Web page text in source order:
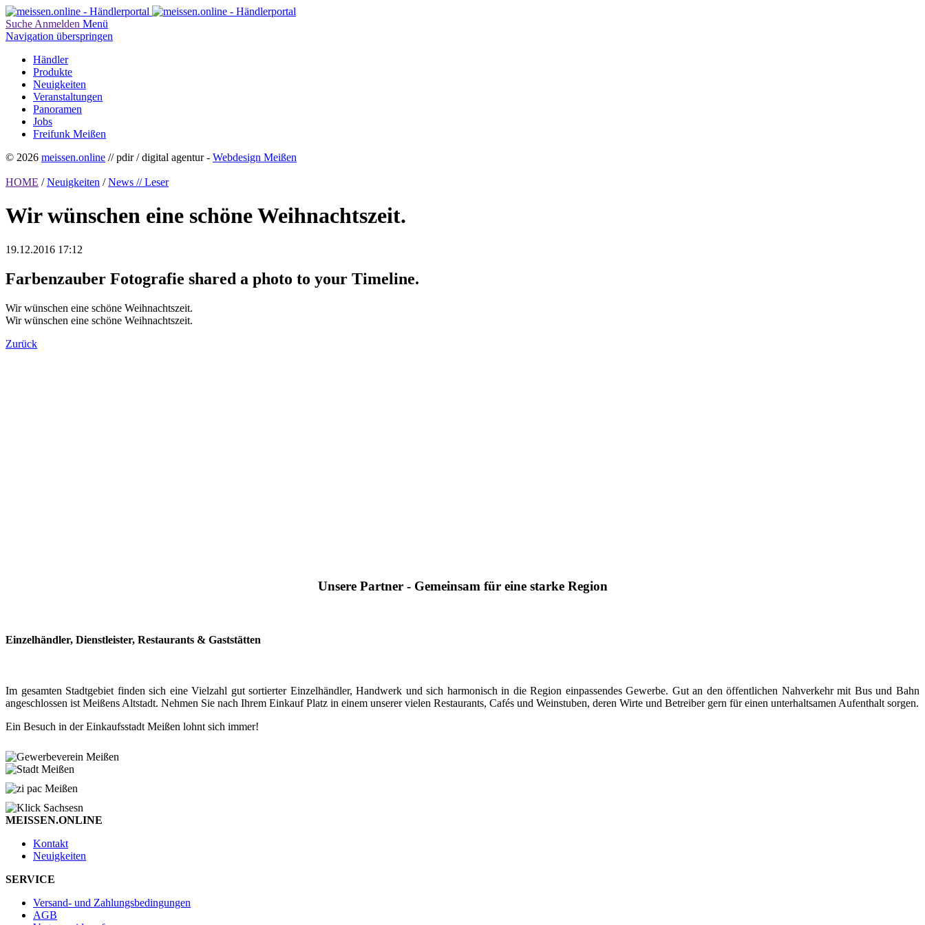
Suche Anmelden Menü
Navigation überspringen
Händler
Produkte
Neuigkeiten
Veranstaltungen
Panoramen
Jobs
Freifunk Meißen
© 2026 meissen.online // pdir / digital agentur - Webdesign Meißen
HOME / Neuigkeiten / News // Leser
Wir wünschen eine schöne Weihnachtszeit.
19.12.2016 17:12
Farbenzauber Fotografie shared a photo to your Timeline.
Wir wünschen eine schöne Weihnachtszeit.
Wir wünschen eine schöne Weihnachtszeit.
Zurück
Unsere Partner - Gemeinsam für eine starke Region
Einzelhändler, Dienstleister, Restaurants & Gaststätten
Im gesamten Stadtgebiet finden sich eine Vielzahl gut sortierter Einzelhändler, Handwerk und sich harmonisch in die Region einpassendes Gewerbe. Gut an den öffentlichen Nahverkehr mit Bus und Bahn
angeschlossen ist Meißens Altstadt. Nehmen Sie nach Ihrem Einkauf Platz in einem unserer vielen Restaurants, Cafés und Weinstuben, deren Wirte und Betreiber gern für einen unterhaltsamen Aufenthalt sorgen.
Ein Besuch in der Einkaufsstadt Meißen lohnt sich immer!
MEISSEN.ONLINE
Kontakt
Neuigkeiten
SERVICE
Versand- und Zahlungsbedingungen
AGB